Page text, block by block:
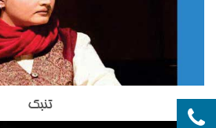
ساز تنبک یکی از ساز های کوبه ای
تنبک